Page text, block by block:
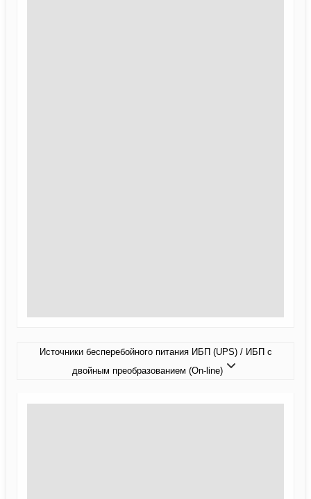
Источники бесперебойного питания ИБП (UPS) / ИБП с
двойным преобразованием (On-line)